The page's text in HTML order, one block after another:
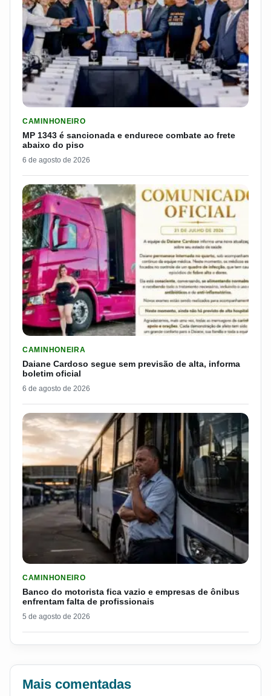
CAMINHONEIRO
MP 1343 é sancionada e endurece combate ao frete
abaixo do piso
6 de agosto de 2026
CAMINHONEIRA
Daiane Cardoso segue sem previsão de alta, informa
boletim oficial
6 de agosto de 2026
CAMINHONEIRO
Banco do motorista fica vazio e empresas de ônibus
enfrentam falta de profissionais
5 de agosto de 2026
Mais comentadas